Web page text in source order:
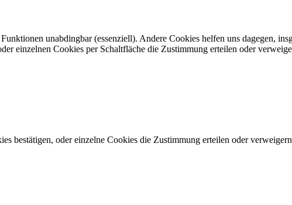
unabdingbar (essenziell). Andere Cookies helfen uns dagegen,
einzelnen Cookies per Schaltfläche die Zustimmung erteilen oder
bestätigen, oder einzelne Cookies die Zustimmung erteilen oder